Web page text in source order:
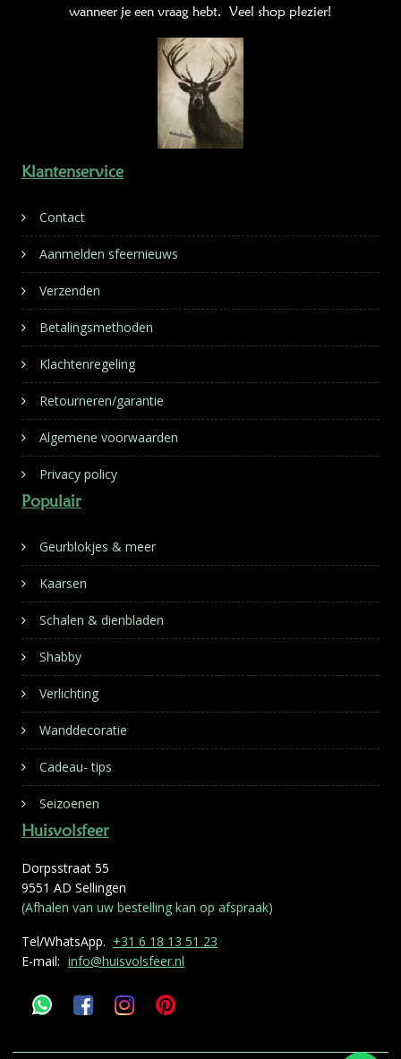
wanneer je een vraag hebt. Veel shop plezier!
Klantenservice
Contact
Aanmelden sfeernieuws
Verzenden
Betalingsmethoden
Klachtenregeling
Retourneren/garantie
Algemene voorwaarden
Privacy policy
Populair
Geurblokjes & meer
Kaarsen
Schalen & dienbladen
Shabby
Verlichting
Wanddecoratie
Cadeau- tips
Seizoenen
Huisvolsfeer
Dorpsstraat 55
9551 AD Sellingen
(Afhalen van uw bestelling kan op afspraak)
Tel/WhatsApp. +31 6 18 13 51 23
E-mail: info@huisvolsfeer.nl